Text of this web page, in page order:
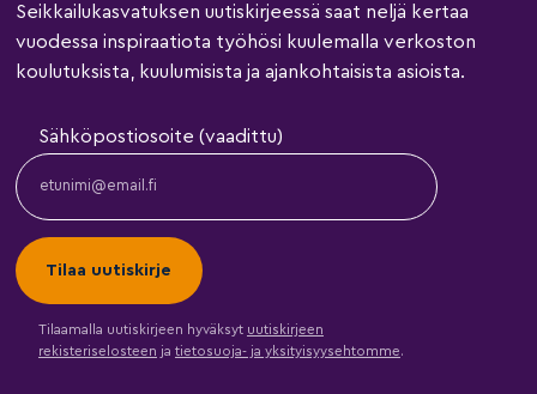
Seikkailukasvatuksen uutiskirjeessä saat neljä kertaa
vuodessa inspiraatiota työhösi kuulemalla verkoston
koulutuksista, kuulumisista ja ajankohtaisista asioista.
Sähköpostiosoite (vaadittu)
Tilaamalla uutiskirjeen hyväksyt uutiskirjeen
rekisteriselosteen ja tietosuoja- ja yksityisyysehtomme.